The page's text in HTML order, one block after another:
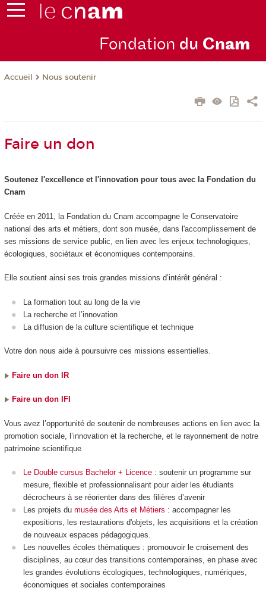
Fondation du Cnam
Accueil Nous soutenir
Faire un don
Soutenez l'excellence et l'innovation pour tous avec la Fondation du
Cnam
Créée en 2011, la Fondation du Cnam accompagne le Conservatoire
national des arts et métiers, dont son musée, dans l'accomplissement de
ses missions de service public, en lien avec les enjeux technologiques,
écologiques, sociétaux et économiques contemporains.
Elle soutient ainsi ses trois grandes missions d’intérêt général :
La formation tout au long de la vie
La recherche et l’innovation
La diffusion de la culture scientifique et technique
Votre don nous aide à poursuivre ces missions essentielles.
Faire un don IR
Faire un don IFI
Vous avez l’opportunité de soutenir de nombreuses actions en lien avec la
promotion sociale, l’innovation et la recherche, et le rayonnement de notre
patrimoine scientifique
Le Double cursus Bachelor + Licence : soutenir un programme sur
mesure, flexible et professionnalisant pour aider les étudiants
décrocheurs à se réorienter dans des filières d’avenir
Les projets du musée des Arts et Métiers : accompagner les
expositions, les restaurations d'objets, les acquisitions et la création
de nouveaux espaces pédagogiques.
Les nouvelles écoles thématiques : promouvoir le croisement des
disciplines, au cœur des transitions contemporaines, en phase avec
les grandes évolutions écologiques, technologiques, numériques,
économiques et sociales contemporaines